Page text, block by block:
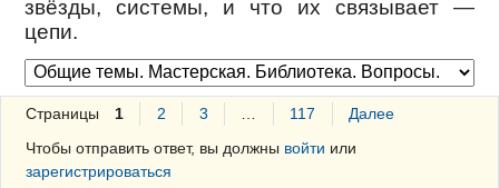
звёзды, системы, и что их связывает —
цепи.
Страницы 1 2 3 117
Далее
Чтобы отправить ответ, вы должны войти или
зарегистрироваться